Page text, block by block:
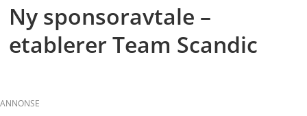
Ny sponsoravtale –
etablerer Team Scandic
ANNONSE